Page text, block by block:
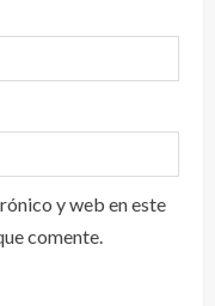
y web en este
comente.